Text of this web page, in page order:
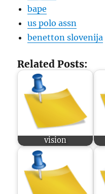
bape
us polo assn
benetton slovenija
Related Posts:
vision